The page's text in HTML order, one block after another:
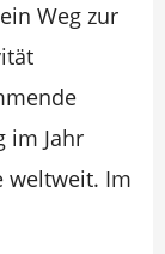
Weg zur
im Jahr
weltweit. Im